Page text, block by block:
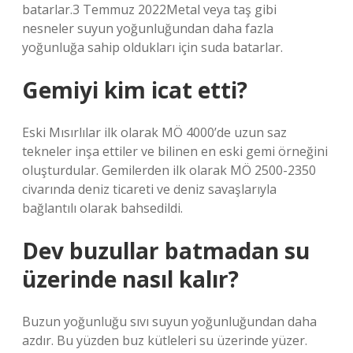
batarlar.3 Temmuz 2022Metal veya taş gibi
nesneler suyun yoğunluğundan daha fazla
yoğunluğa sahip oldukları için suda batarlar.
Gemiyi kim icat etti?
Eski Mısırlılar ilk olarak MÖ 4000’de uzun saz
tekneler inşa ettiler ve bilinen en eski gemi örneğini
oluşturdular. Gemilerden ilk olarak MÖ 2500-2350
civarında deniz ticareti ve deniz savaşlarıyla
bağlantılı olarak bahsedildi.
Dev buzullar batmadan su
üzerinde nasıl kalır?
Buzun yoğunluğu sıvı suyun yoğunluğundan daha
azdır. Bu yüzden buz kütleleri su üzerinde yüzer.